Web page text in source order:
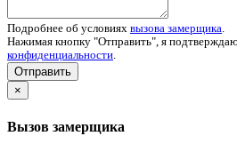
Подробнее об условиях вызова замерщика.
Нажимая кнопку "Отправить", я
конфиденциальности.
Отправить
×
Вызов замерщика